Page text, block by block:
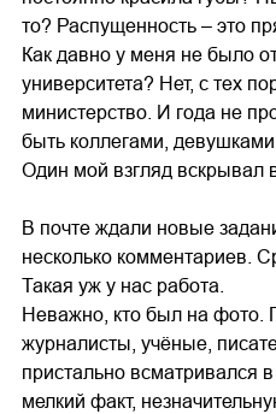
то? Распущенность – это
Как давно у меня не было
университета? Нет, с тех
министерство. И года не
быть коллегами,
Один мой взгляд вскрывал
В почте ждали новые
несколько комментариев.
Такая уж у нас работа.
Неважно, кто был на фото.
журналисты, учёные,
пристально всматривался
мелкий факт,